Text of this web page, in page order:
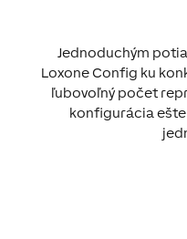
Jednoduchým
Loxone Config ku
ľubovoľný počet
konfigurácia